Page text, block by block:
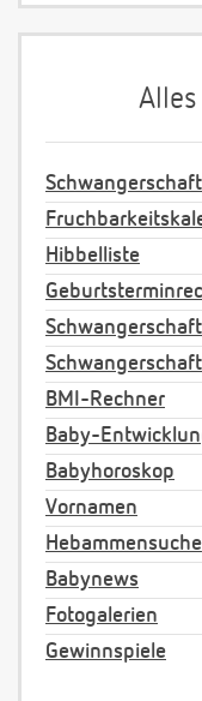
Hibbelliste
BMI-Rechner
Baby-
Babyhoroskop
Vornamen
Hebammensuche
Babynews
Fotogalerien
Gewinnspiele